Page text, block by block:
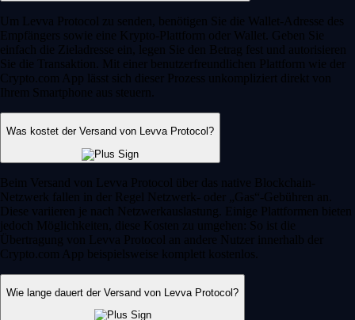
Um Levva Protocol zu senden, benötigen Sie die Wallet-Adresse des
Empfängers sowie eine Krypto-Plattform oder Wallet. Geben Sie
einfach die Zieladresse ein, legen Sie den Betrag fest und autorisieren
Sie die Transaktion. Mit einer benutzerfreundlichen Plattform wie der
Crypto.com App lässt sich dieser Prozess unkompliziert direkt von
Ihrem Smartphone aus steuern.
Was kostet der Versand von Levva Protocol?
Beim Versand von Levva Protocol über das native Blockchain-
Netzwerk fallen in der Regel Netzwerk- oder „Gas“-Gebühren an.
Diese variieren je nach Netzwerkauslastung. Einige Plattformen bieten
jedoch Möglichkeiten, diese Kosten zu umgehen: So ist die
Übertragung von Levva Protocol an andere Nutzer innerhalb der
Crypto.com App beispielsweise komplett kostenlos.
Wie lange dauert der Versand von Levva Protocol?